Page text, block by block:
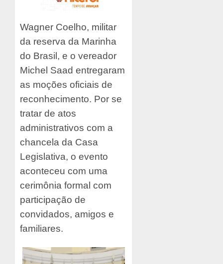
Wagner Coelho, militar
da reserva da Marinha
do Brasil, e o vereador
Michel Saad entregaram
as moções oficiais de
reconhecimento. Por se
tratar de atos
administrativos com a
chancela da Casa
Legislativa, o evento
aconteceu com uma
cerimônia formal com
participação de
convidados, amigos e
familiares.